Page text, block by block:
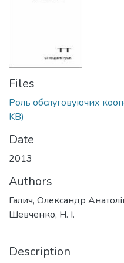
Files
Роль обслуговуючих
KB)
Date
2013
Authors
Галич, Олександр
Шевченко, Н. І.
Description